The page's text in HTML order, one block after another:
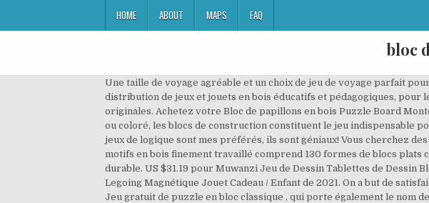
HOME ABOUT MAPS FAQ
bloc
Une taille de voyage agréable et un choix de jeu de voyage parfait pour vos enfants. Mes Jouets en Bois est une entreprise française spécialisée dans la distribution de jeux et jouets en bois éducatifs et pédagogiques, pour les enfants du 1er âge jusqu'à l'âge de 12 ans. Les constructions sont donc infinies et très originales. Achetez votre Bloc de papillons en bois Puzzle Board Montessori Jouet assorti éducatif pas cher et au meilleur prix. petit prix en ligne ? En bois naturel ou coloré, les blocs de construction constituent le jeu indispensable pour le développement des enfants. Les tops. * Dimensions du coffret : 28 X 17,5 X 8 cm. Vos jeux de logique sont mes préférés, ils sont géniaux! Vous cherchez des Jeux de Construction ? Lecture interactive ... Les jouets en bois . Cet ensemble de blocs à motifs en bois finement travaillé comprend 130 formes de blocs plats colorés et 24 motifs. La partie en bois est fabriquée à partir de bois 100% naturel, très durable. US $31.19 pour Muwanzi Jeu de Dessin Tablettes de Dessin Blocs de Construction Puzzles en bois Jouet Educatif Chevalet magnétique compatible Bois Legoing Magnétique Jouet Cadeau / Enfant de 2021. On a but de satisfaire nos clients et répondre toutes les exigences. Jeu écologique. Puzzle en blocs de bois - Jeu gratuit de puzzle en bloc classique , qui porte également le nom de Qblock est un classique addictif de puzzle en bois de style bloc jeu. livraison: + 0,29 EUR livraison. Puis il essaie de les faire tenir debout sur la base, en les encastrant quatre par quatre. Lesjouetsenbois.com, spécialiste des jouets en bois de qualité au meilleur prix. Alliance parfaite des jeux de construction modernes et des jeux en bois de notre enfance, les jouets Tegu, sont des blocs de bois aimantés.Dans chaque set, votre enfant trouveras suffisamment de pièces différentes en bois pour créer et imaginer des figurines de forme différentes. Le bloc de bois. Puis, chacun montre 2 ou 3 mouvements que … De plus, le jeu vient dans une pochette de jute cousue à la main pour favoriser son rangement. petit prix en ligne ? Le jouet Montessori est fait de matériaux de protection de l'environnement et de peintures non toxiques. Il va lui falloir faire preuve d'ingéniosité pour garder un certain équilibre, sinon tout tombe ! L'apprentissage des tables de multiplication ne sera plus qu'un jeu d'enfant ! Vous cherchez des Jeux de Construction ? Découvrez l'offre Jouet Solide Géométrique En Bois De Blocs, Formes 3D Pour Apprendre à Dessiner Carré pas cher sur Cdiscount. Tous s’amusent à trouver diverses positions soit en sautant ou en marchant sur leur bloc, en tournant dessus, en se plaçant à côté et ainsi de suite. Jouez aux jeux de blocs en ligne gratuits sur Jeux-Gratuits.com ! TRIER-EMPILER- LACER. Jeux de plateau, jeux de cartes, jeux de rôle pas chers, rien ne manque. Avenue des jeux . Chaque enfant dispose d’un gros bloc de bois. AS Discount . Vite ! Retrouvez les offres adhérents, les bons plans, petits prix, les tendances et les nouveautés jeux/jouets. Jeux de blocs. US $35.3 pour Outils Pédagogiques Montessori Jouet Educatif Bloc de Bois Jouets Educatifs Mathématiques Blocs de bois Nombre de jouets Briques de construction pour le développement des intérêts Développer la de 2021. Pourras-tu insérer toutes ces pièces de casse-tête en bois dans les fentes du plateau ? ... Champion des Blocs. Jeux de Blocs de couleurs {text} ({games_number}) {text} Catégories. Rueducommerce spécialiste de la vente en ligne avec le service, le choix et du stock sur nos offres de Blocs en Bois Jeux de Construction Jeux Educatif Lot de 52 blocs éducatifs en bois. 16,99 EUR. L'originalité et l'atout essentiel de cet assortiment de blocs de construction réside dans cette variété de pièces qui vont permettre à l'enfant de réaliser toutes sortes de consructions très originales.Toutes les pièces sont superposables dans tous les sens. 12 produits trouvés. jerryvon Jeux Montessori Puzzle Enfant Jouet en Bois Logique Jeu de Tri Sensoriel Jouets Educatif avec 16 Blocs Jouets de Classification des Couleurs et des Animaux pour Garçon Fille 3 … Jeux de blocs et de briques empilables. Trier par : Prix € – € Enregistrer. Vous avez également le jeu des pharaons qui a le même principe, pour ceux qui aiment ce genre de jeux. Accompagnez votre enfant ou vos élèves sur le chemin des apprentissages ! Ainsi, il pourra réaliser des constructions uniques et … Il n'y a rien d'autres à savoir. Jeux éducatifs bois constructions - Achetez une